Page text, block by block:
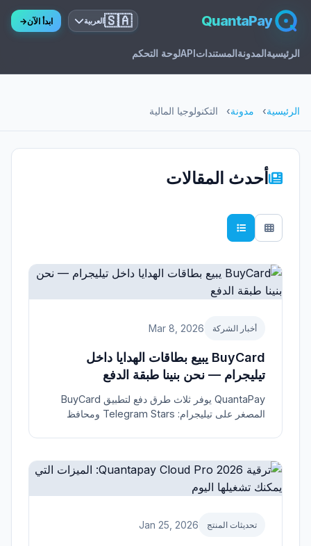
QuantaPay
الرئيسيةالمدونةالمستنداتAPIلوحة التحكم
🇸🇦العربية ابدأ الآن→
الرئيسية مدونة التكنولوجيا المالية
أحدث المقالات
أخبار الشركة Mar 8, 2026
BuyCard يبيع بطاقات الهدايا داخل
تيليجرام — نحن بنينا طبقة الدفع
QuantaPay يوفر ثلاث طرق دفع لتطبيق BuyCard
المصغر على تيليجرام: Telegram Stars ومحافظ
تحديثات المنتج Jan 25, 2026